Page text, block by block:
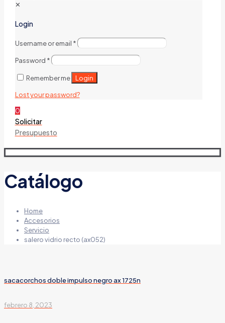
✕
Login
Username or email *
Password *
Remember me Login
Lost your password?
0
Solicitar
Presupuesto
Catálogo
Home
Accesorios
Servicio
salero vidrio recto (ax052)
sacacorchos doble impulso negro ax 1725n
febrero 8, 2023